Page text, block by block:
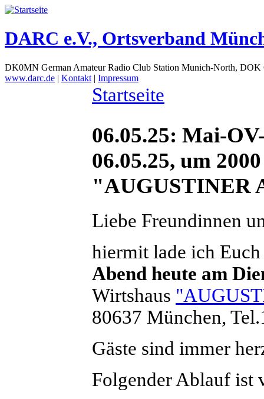
DARC e.V., Ortsverband
DK0MN German Amateur Radio Club Station Munich-North,
www.darc.de | Kontakt | Impressum
Startseite
06.05.25: Mai-
06.05.25, um
"AUGUSTINER
Liebe Freundinnen
hiermit lade ich
Abend heute am
Wirtshaus
80637 München,
Gäste sind immer
Folgender Ablauf ist